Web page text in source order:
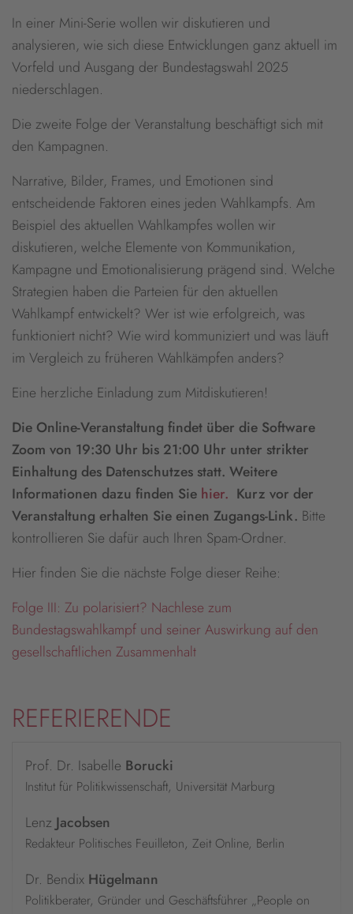
In einer Mini-Serie wollen wir diskutieren und
analysieren, wie sich diese Entwicklungen ganz aktuell im
Vorfeld und Ausgang der Bundestagswahl 2025
niederschlagen.
Die zweite Folge der Veranstaltung beschäftigt sich mit
den Kampagnen.
Narrative, Bilder, Frames, und Emotionen sind
entscheidende Faktoren eines jeden Wahlkampfs. Am
Beispiel des aktuellen Wahlkampfes wollen wir
diskutieren, welche Elemente von Kommunikation,
Kampagne und Emotionalisierung prägend sind. Welche
Strategien haben die Parteien für den aktuellen
Wahlkampf entwickelt? Wer ist wie erfolgreich, was
funktioniert nicht? Wie wird kommuniziert und was läuft
im Vergleich zu früheren Wahlkämpfen anders?
Eine herzliche Einladung zum Mitdiskutieren!
Die Online-Veranstaltung findet über die Software
Zoom von 19:30 Uhr bis 21:00 Uhr unter strikter
Einhaltung des Datenschutzes statt. Weitere
Informationen dazu finden Sie hier. Kurz vor der
Veranstaltung erhalten Sie einen Zugangs-Link. Bitte
kontrollieren Sie dafür auch Ihren Spam-Ordner.
Hier finden Sie die nächste Folge dieser Reihe:
Folge III: Zu polarisiert? Nachlese zum
Bundestagswahlkampf und seiner Auswirkung auf den
gesellschaftlichen Zusammenhalt
REFERIERENDE
Prof. Dr. Isabelle Borucki
Institut für Politikwissenschaft, Universität Marburg
Lenz Jacobsen
Redakteur Politisches Feuilleton, Zeit Online, Berlin
Dr. Bendix Hügelmann
Politikberater, Gründer und Geschäftsführer „People on